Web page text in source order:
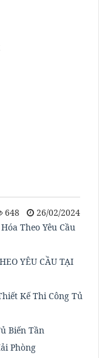
648
26/02/2024
Theo Yêu Cầu
YÊU CẦU TẠI
Kế Thi Công Tủ
Biến Tần
Phòng